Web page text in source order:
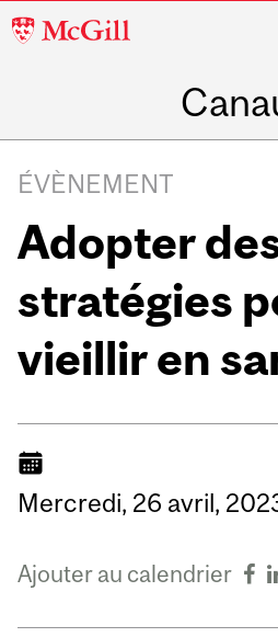
McGill
ÉVÈNEMENT
Adopter
stratégies
vieillir en
Mercredi, 26 avril,
Ajouter au calendrier